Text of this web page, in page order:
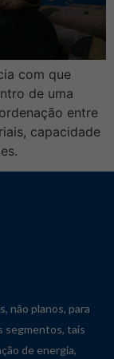
com que
de uma
entre
capacidade
não planos, para
segmentos, tais
de energia,